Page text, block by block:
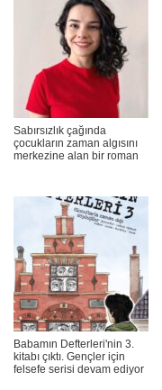
Sabırsızlık çağında
çocukların zaman algısını
merkezine alan bir roman
Babamın Defterleri'nin 3.
kitabı çıktı. Gençler için
felsefe serisi devam ediyor